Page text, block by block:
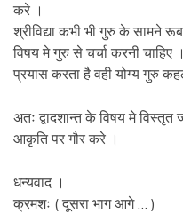
करे ।
श्रीविद्या कभी भी गुरु के सामने
विषय मे गुरु से चर्चा करनी चाहिए
प्रयास करता है वही योग्य गुरु
अतः द्वादशान्त के विषय मे विस्तृत
आकृति पर गौर करे ।
धन्यवाद ।
क्रमशः ( दूसरा भाग आगे … )